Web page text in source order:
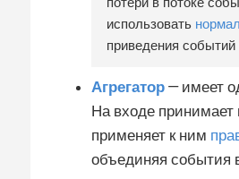
использовать
приведения событий
Агрегатор — имеет
На входе принимает
применяет к ним
объединяя события